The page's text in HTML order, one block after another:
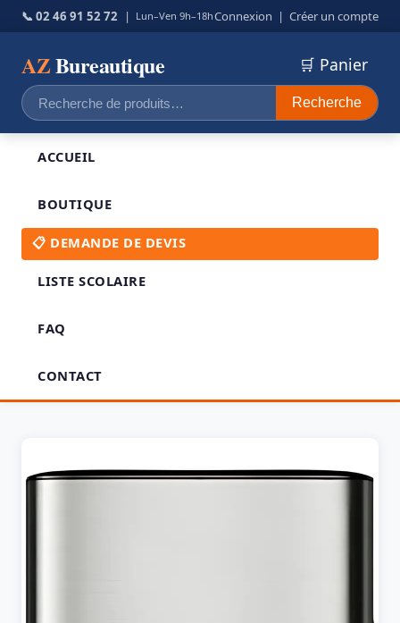
📞 02 46 91 52 72 | Lun–Ven 9h–18hConnexion | Créer un compte
AZBureautique
Recherche
pour :
Recherche
🛒 Panier
ACCUEIL
BOUTIQUE
📋 DEMANDE DE DEVIS
LISTE SCOLAIRE
FAQ
CONTACT